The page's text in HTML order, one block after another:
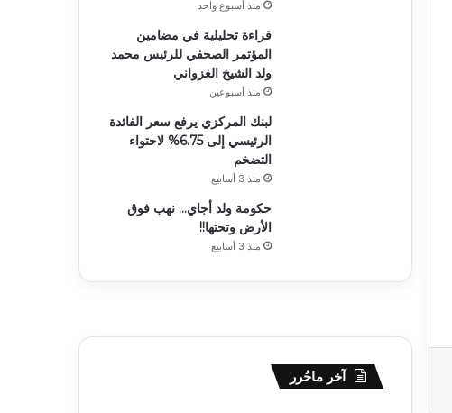
منذ أسبوع واحد
قراءة تحليلية في مضامين
المؤتمر الصحفي للرئيس محمد
ولد الشيخ الغزواني
منذ أسبوعين
لبنك المركزي يرفع سعر الفائدة
الرئيسي إلى 6.75% لاحتواء
التضخم
منذ 3 أسابيع
حكومة ولد أجاي… نهب فوق
الأرض وتحتها!!
منذ 3 أسابيع
آخر ماحُرر